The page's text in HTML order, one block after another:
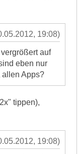
19:08)
auf
eben nur
allen Apps?
tippen),
19:08)